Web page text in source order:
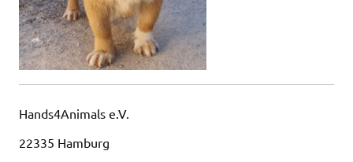
Hands4Animals e.V.
22335 Hamburg